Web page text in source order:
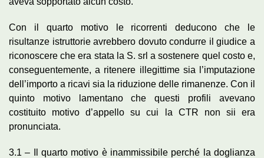
Con il quarto motivo le ricorrenti deducono che le
risultanze istruttorie avrebbero dovuto condurre il giudice a
riconoscere che era stata la S. srl a sostenere quel costo e,
conseguentemente, a ritenere illegittime sia l’imputazione
dell’importo a ricavi sia la riduzione delle rimanenze. Con il
quinto motivo lamentano che questi profili avevano
costituito motivo d’appello su cui la CTR non sii era
pronunciata.
3.1 – Il quarto motivo è inammissibile perché la doglianza